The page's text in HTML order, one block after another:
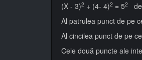
(X - 3)2 + (4- 4)2 = 52
Al patrulea punct de pe
Al cincilea punct de pe
Cele două puncte ale